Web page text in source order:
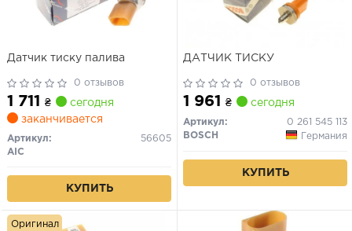
Датчик тиску палива
0 отзывов
1 711 ₴
сегодня
заканчивается
Артикул:
56605
AIC
КУПИТЬ
ДАТЧИК ТИСКУ
0 отзывов
1 961 ₴ сегодня
Артикул:
0 261 545 113
BOSCH
Германия
КУПИТЬ
Оригинал